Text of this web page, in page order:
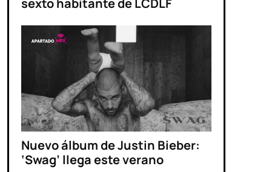
Nuevo álbum de Justin Bieber:
‘Swag’ llega este verano